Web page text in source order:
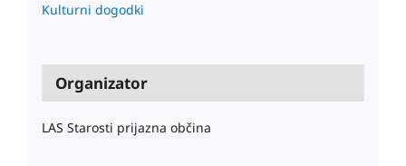
Kulturni dogodki
Organizator
LAS Starosti prijazna občina